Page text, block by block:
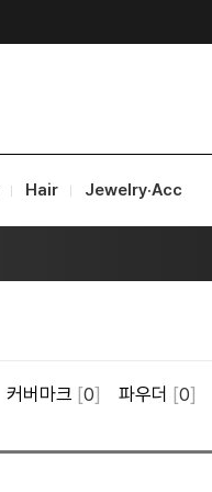
Hair Jewelry·Acc
커버마크 [0] 파우더 [0]